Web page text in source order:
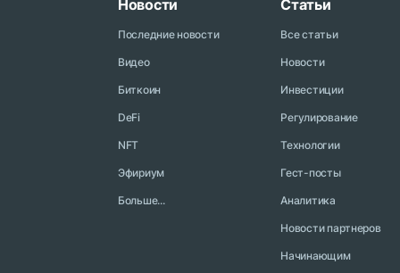
Новости
Последние новости
Видео
Биткоин
DeFi
NFT
Эфириум
Больше...
Статьи
Все статьи
Новости
Инвестиции
Регулирование
Технологии
Гест-посты
Аналитика
Новости партнеров
Начинающим